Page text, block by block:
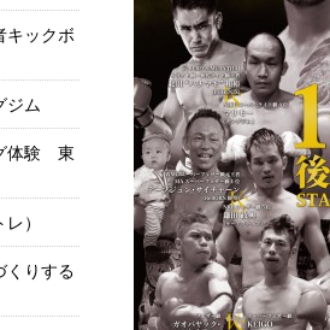
キックボ
ジム
体験 東
）
くりする